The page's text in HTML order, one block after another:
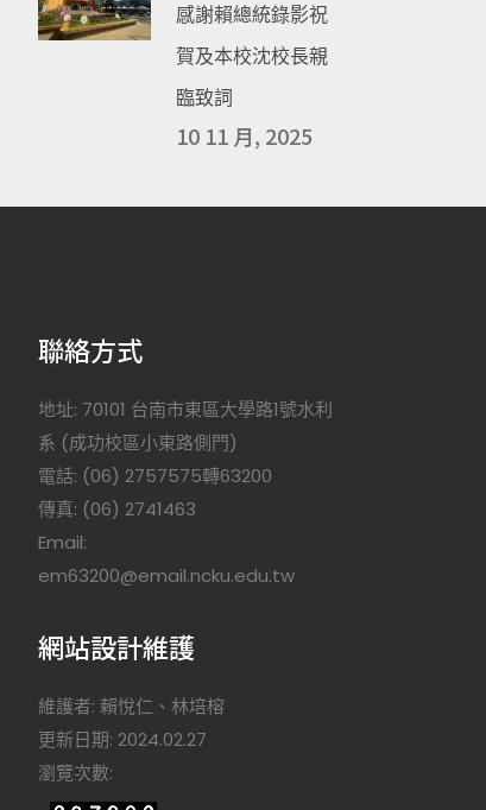
感謝賴總統錄影祝
賀及本校沈校長親
臨致詞
10 11 月, 2025
聯絡方式
地址: 70101 台南市東區大學路1號水利
系 (成功校區小東路側門)
電話: (06) 2757575轉63200
傳真: (06) 2741463
Email:
em63200@email.ncku.edu.tw
網站設計維護
維護者: 賴悅仁、林培榕
更新日期: 2024.02.27
瀏覽次數: